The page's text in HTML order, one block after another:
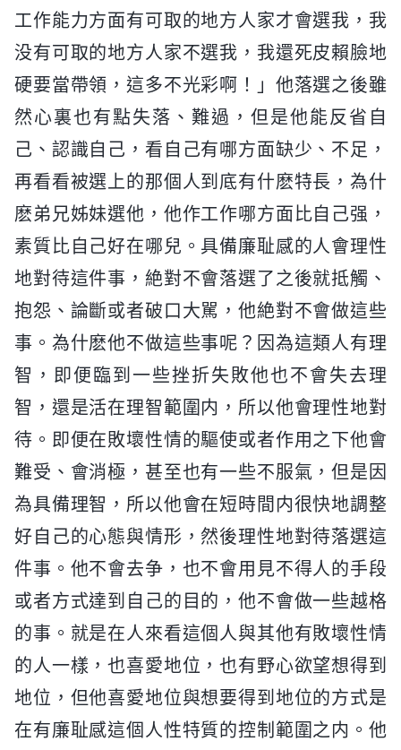
工作能力方面有可取的地方人家才會選我，我
没有可取的地方人家不選我，我還死皮賴臉地
硬要當帶領，這多不光彩啊！」他落選之後雖
然心裏也有點失落、難過，但是他能反省自
己、認識自己，看自己有哪方面缺少、不足，
再看看被選上的那個人到底有什麽特長，為什
麽弟兄姊妹選他，他作工作哪方面比自己强，
素質比自己好在哪兒。具備廉耻感的人會理性
地對待這件事，絶對不會落選了之後就抵觸、
抱怨、論斷或者破口大駡，他絶對不會做這些
事。為什麽他不做這些事呢？因為這類人有理
智，即便臨到一些挫折失敗他也不會失去理
智，還是活在理智範圍内，所以他會理性地對
待。即便在敗壞性情的驅使或者作用之下他會
難受、會消極，甚至也有一些不服氣，但是因
為具備理智，所以他會在短時間内很快地調整
好自己的心態與情形，然後理性地對待落選這
件事。他不會去争，也不會用見不得人的手段
或者方式達到自己的目的，他不會做一些越格
的事。就是在人來看這個人與其他有敗壞性情
的人一樣，也喜愛地位，也有野心欲望想得到
地位，但他喜愛地位與想要得到地位的方式是
在有廉耻感這個人性特質的控制範圍之内。他